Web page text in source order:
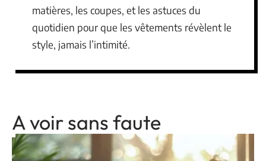
matières, les coupes, et les astuces du
quotidien pour que les vêtements révèlent le
style, jamais l’intimité.
A voir sans faute